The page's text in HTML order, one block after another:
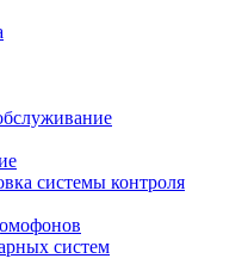
системы контроля
систем